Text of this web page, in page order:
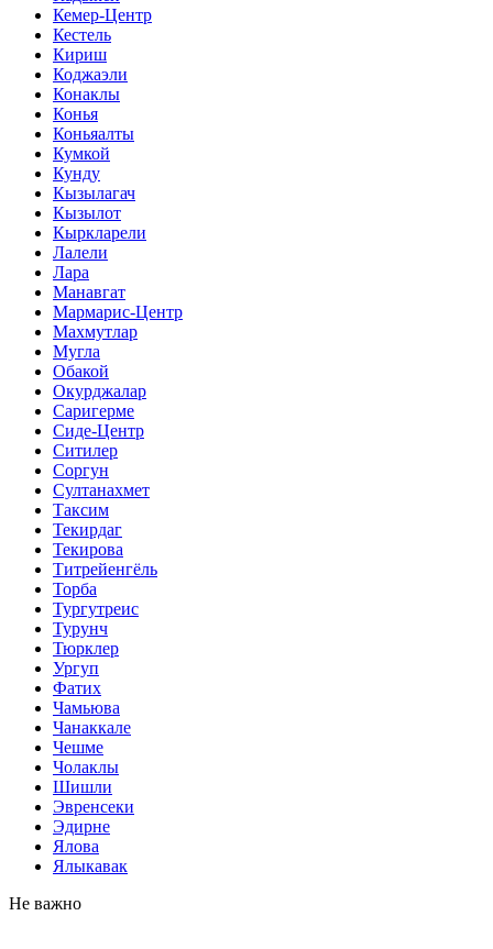
Кемер-Центр
Кестель
Кириш
Коджаэли
Конаклы
Конья
Коньяалты
Кумкой
Кунду
Кызылагач
Кызылот
Кыркларели
Лалели
Лара
Манавгат
Мармарис-Центр
Махмутлар
Мугла
Обакой
Окурджалар
Саригерме
Сиде-Центр
Ситилер
Соргун
Султанахмет
Таксим
Текирдаг
Текирова
Титрейенгёль
Торба
Тургутреис
Турунч
Тюрклер
Ургуп
Фатих
Чамьюва
Чанаккале
Чешме
Чолаклы
Шишли
Эвренсеки
Эдирне
Ялова
Ялыкавак
Не важно